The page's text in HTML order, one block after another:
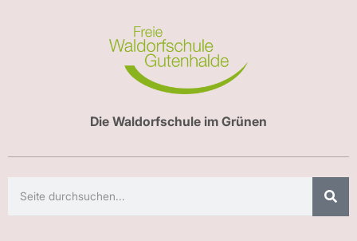
Die Waldorfschule im Grünen